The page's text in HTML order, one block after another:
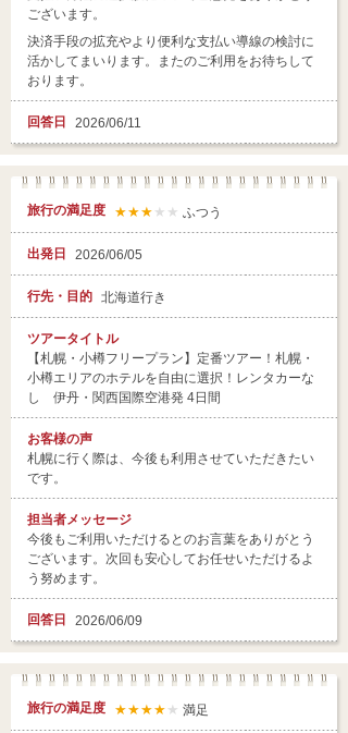
ございます。
決済手段の拡充やより便利な支払い導線の検討に
活かしてまいります。またのご利用をお待ちして
おります。
回答日 2026/06/11
旅行の満足度 ★★★ ★★ ふつう
出発日 2026/06/05
行先・目的 北海道行き
ツアータイトル
【札幌・小樽フリープラン】定番ツアー！札幌・
小樽エリアのホテルを自由に選択！レンタカーな
し 伊丹・関西国際空港発 4日間
お客様の声
札幌に行く際は、今後も利用させていただきたい
です。
担当者メッセージ
今後もご利用いただけるとのお言葉をありがとう
ございます。次回も安心してお任せいただけるよ
う努めます。
回答日 2026/06/09
旅行の満足度 ★★★★ ★ 満足